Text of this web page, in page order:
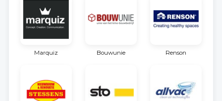
Marquiz Bouwunie Renson